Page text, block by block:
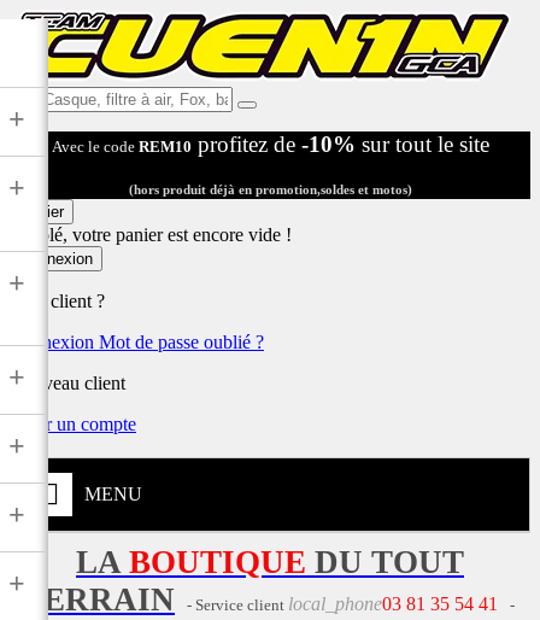
Ex:
Casque,
filtre
air,
Fox,
...
Avec le code REM10 profitez de -10% sur tout le site
(hors produit déjà en promotion,soldes et motos)
Panier
Désolé, votre panier est encore vide !
Connexion
Déjà client ?
Connexion Mot de passe oublié ?
Nouveau client
Créer un compte
MENU
+
+
+
+
+
+
+
LA BOUTIQUE DU TOUT
TERRAIN
- Service client local_phone03 81 35 54 41
-